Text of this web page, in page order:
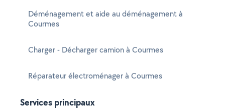
Déménagement et aide au déménagement à
Courmes
Charger - Décharger camion à Courmes
Réparateur électroménager à Courmes
Services principaux